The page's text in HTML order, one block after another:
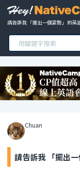
請告訴我 「擺出一個姿勢」 的英
Chuan
請告訴我 「擺出